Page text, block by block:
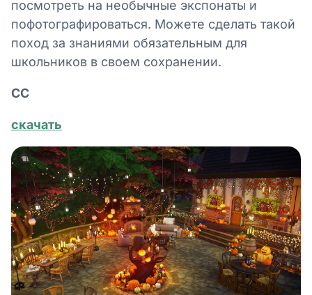
посмотреть на необычные экспонаты и
пофотографироваться. Можете сделать такой
поход за знаниями обязательным для
школьников в своем сохранении.
СС
скачать